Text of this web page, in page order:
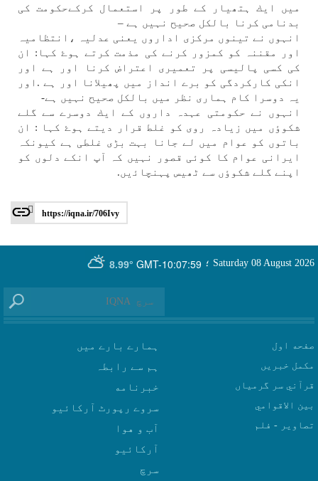
میں ايك ہتھيار كے طور پر استعمال كركےحكومت كی
بدنامی كرنا بالكل صحيح نہیں ہے –
انہوں نے تينوں مركزی اداروں يعنی عدلیہ ،انتظامیہ
اور مقننہ كو كمزور كرنے كی مذمت كرتے ہوۓ كہا: ان
كی كسی پاليسی پر تعميری اعتراض كرنا اور ہے اور
انكی كاركردگی كو برے انداز میں پھيلانا اور ہے .اور
یہ دوسرا كام ہماری نظر میں بالكل صحيح نہیں ہے-
انہوں نے حكومتی عہدہ داروں كے ايك دوسرے سے گلے
شكوٶں میں زيادہ روی كو غلط قرار ديتے ہوۓ كہا : ان
باتوں كو عوام میں لے جانا بہت بڑی غلطی ہے كيونكہ
ايرانی عوام كا كوئی قصور نہیں كہ آپ انكے دلوں كو
اپنے گلے شكوٶں سے ٹھيس پہنچاﺋیں.
https://iqna.ir/706Ivy
GMT-10:07:59
8.99° Saturday 08 August 2026 ؛
صفحه اول
مکمل خبریں
قرآني سر گرمياں
بين الاقوامي
تصاوير - فلم
ہمارے بارے میں
ہم سے رابطہ
سروے رپورٹ آرکائیو
آب و هوا
سرچ